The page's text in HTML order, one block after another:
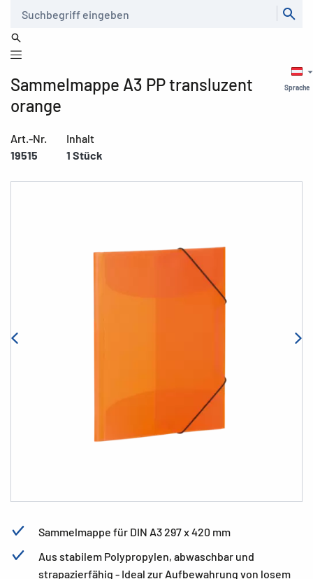
Sprache
Sammelmappe A3 PP transluzent
orange
Art.-Nr.
19515
Inhalt
1 Stück
Sammelmappe für DIN A3 297 x 420 mm
Aus stabilem Polypropylen, abwaschbar und
strapazierfähig - Ideal zur Aufbewahrung von losem